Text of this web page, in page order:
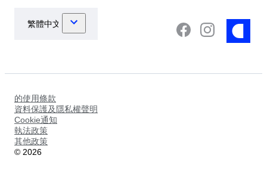
的使用條款
資料保護及隱私權聲明
Cookie通知
執法政策
其他政策
© 2026